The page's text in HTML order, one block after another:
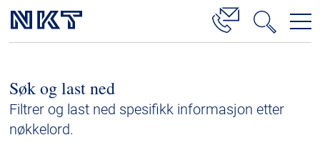
Høyspenningskabelløsninger
Kabelservice
Søk og last ned
Filtrer og last ned spesifikk informasjon etter
nøkkelord.